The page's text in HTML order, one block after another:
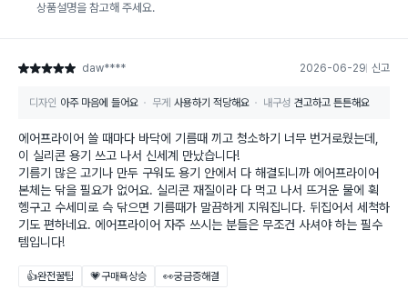
상품설명을 참고해 주세요.
별점 5점 daw**** 2026-06-29 신고
디자인 아주 마음에 들어요 무게 사용하기 적당해요 내구성 견고하고 튼튼해요
에어프라이어 쓸 때마다 바닥에 기름때 끼고 청소하기 너무 번거로웠는데,
이 실리콘 용기 쓰고 나서 신세계 만났습니다!
기름기 많은 고기나 만두 구워도 용기 안에서 다 해결되니까 에어프라이어
본체는 닦을 필요가 없어요. 실리콘 재질이라 다 먹고 나서 뜨거운 물에 휙
헹구고 수세미로 슥 닦으면 기름때가 말끔하게 지워집니다. 뒤집어서 세척하
기도 편하네요. 에어프라이어 자주 쓰시는 분들은 무조건 사셔야 하는 필수
템입니다!
👍완전꿀팁 💗구매욕상승 👀궁금증해결